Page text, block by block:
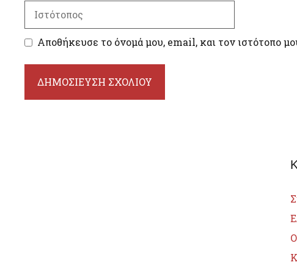
Ιστότοπος
Αποθήκευσε το όνομά μου, email, και τον ιστότοπο